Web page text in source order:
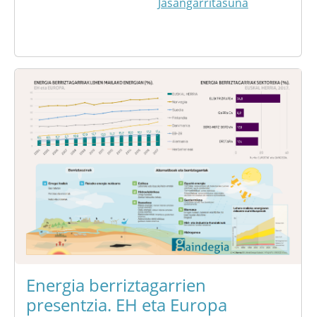
Jasangarritasuna
Energia berriztagarrien
presentzia. EH eta Europa